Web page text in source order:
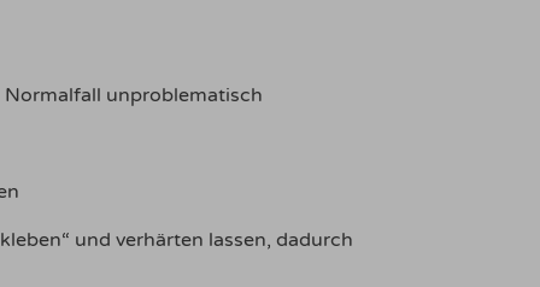
Normalfall unproblematisch
und verhärten lassen, dadurch